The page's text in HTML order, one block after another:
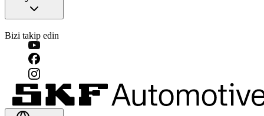
Bizi takip edin